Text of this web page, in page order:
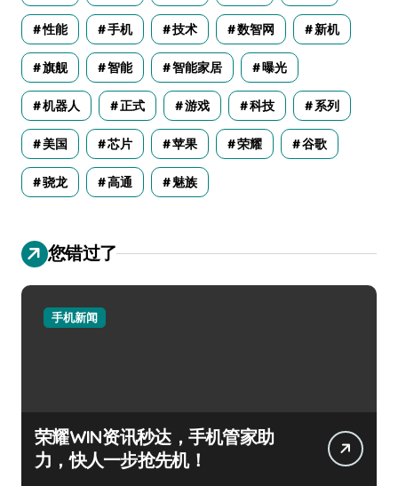
性能 手机 技术 数智网 新机
旗舰 智能 智能家居 曝光
机器人 正式 游戏 科技 系列
美国 芯片 苹果 荣耀 谷歌
骁龙 高通 魅族
您错过了
手机新闻
荣耀WIN资讯秒达，手机管家助
力，快人一步抢先机！